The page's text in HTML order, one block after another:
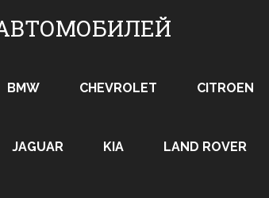
BMW CHEVROLET CITROEN
JAGUAR KIA LAND ROVER